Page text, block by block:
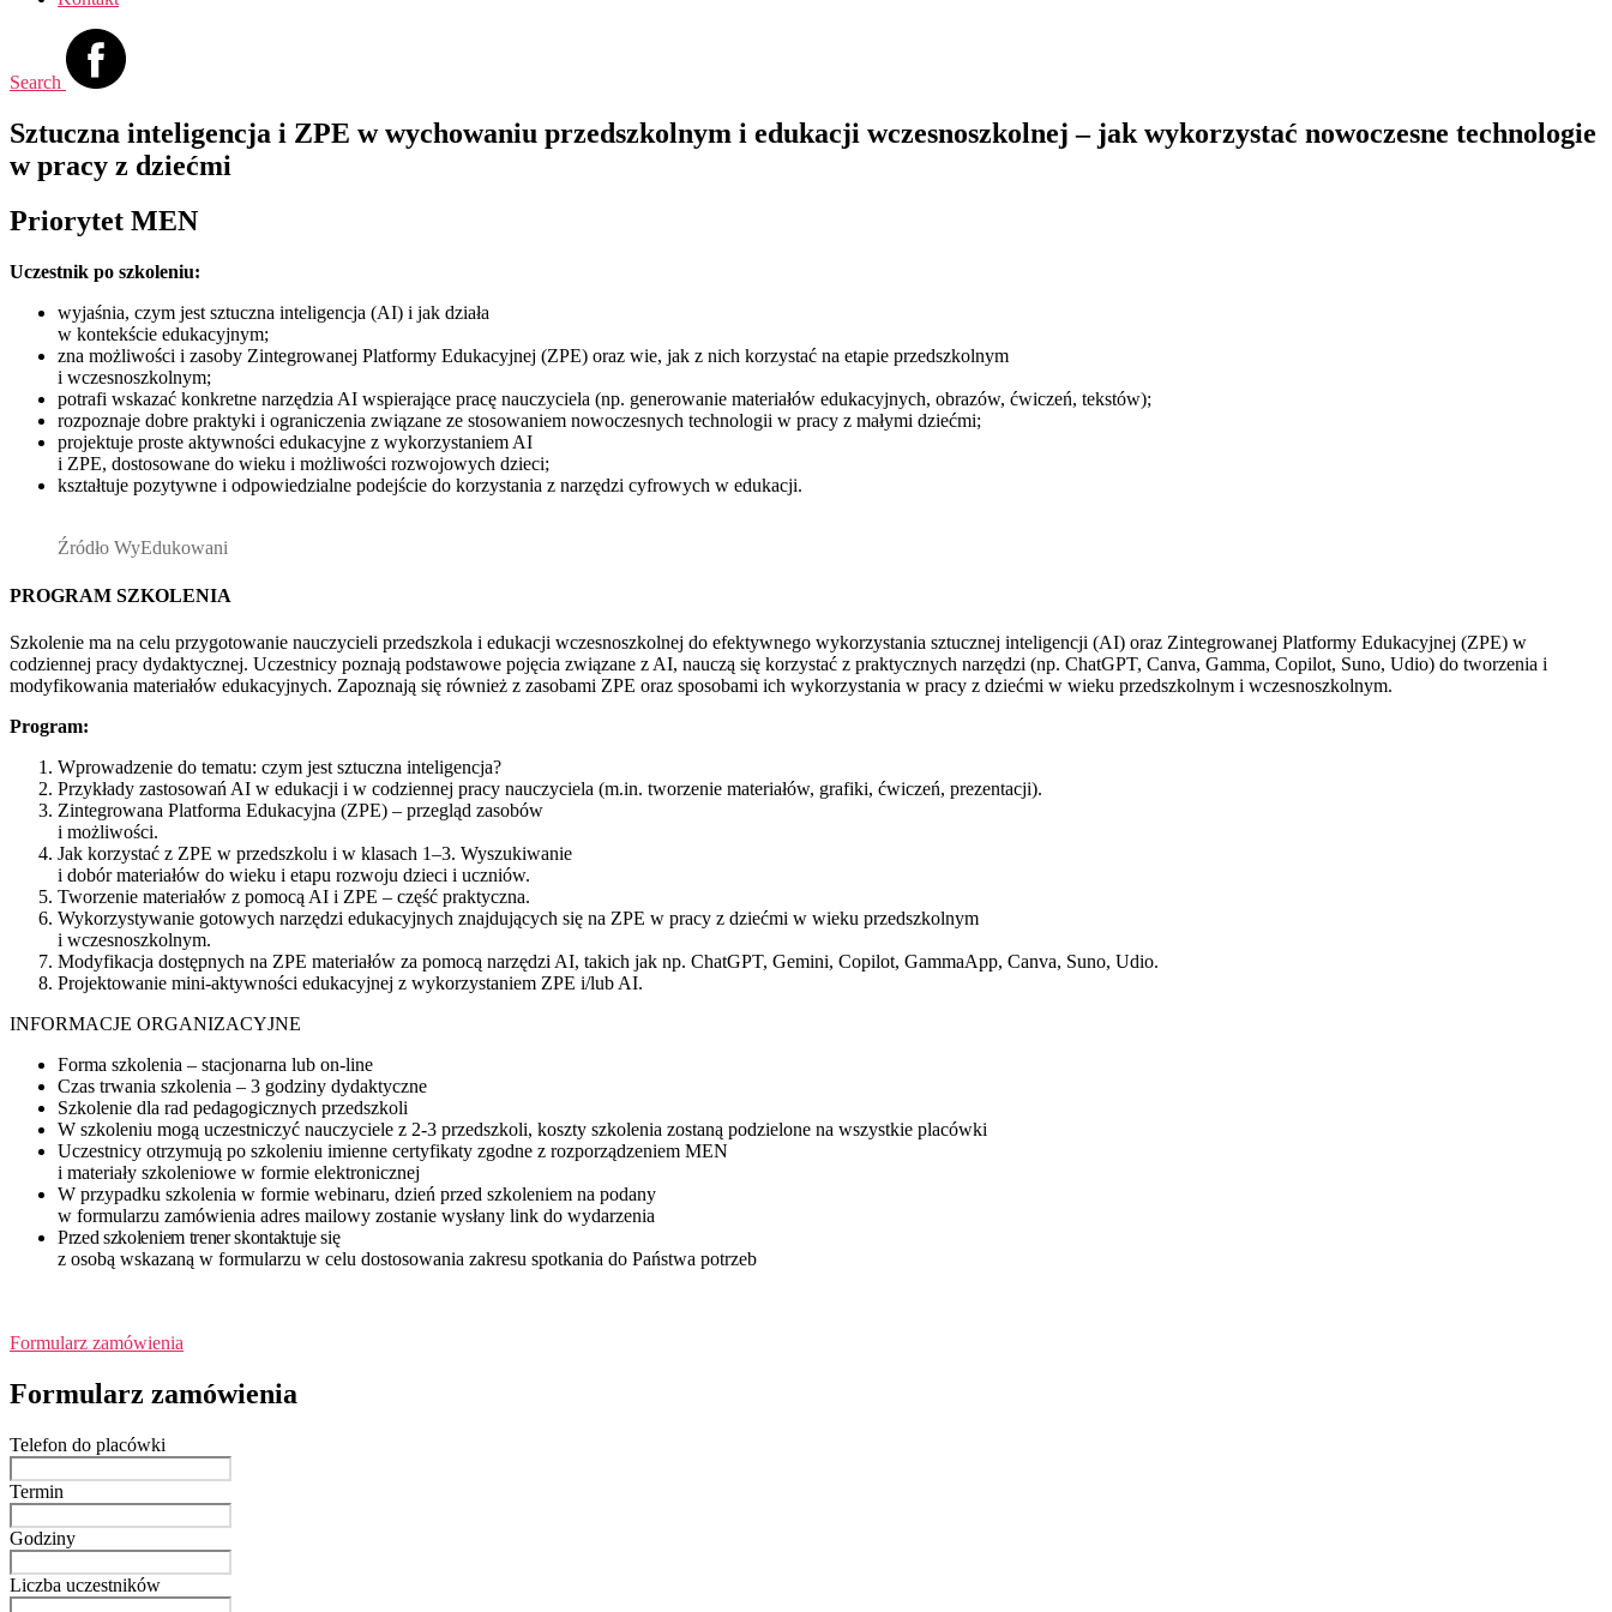
Search
Sztuczna inteligencja i ZPE w wychowaniu przedszkolnym i edukacji wczesnoszkolnej – jak wykorzystać nowoczesne technologie
w pracy z dziećmi
Priorytet MEN
Uczestnik po szkoleniu:
wyjaśnia, czym jest sztuczna inteligencja (AI) i jak działa
w kontekście edukacyjnym;
zna możliwości i zasoby Zintegrowanej Platformy Edukacyjnej (ZPE) oraz wie, jak z nich korzystać na etapie przedszkolnym
i wczesnoszkolnym;
potrafi wskazać konkretne narzędzia AI wspierające pracę nauczyciela (np. generowanie materiałów edukacyjnych, obrazów, ćwiczeń, tekstów);
rozpoznaje dobre praktyki i ograniczenia związane ze stosowaniem nowoczesnych technologii w pracy z małymi dziećmi;
projektuje proste aktywności edukacyjne z wykorzystaniem AI
i ZPE, dostosowane do wieku i możliwości rozwojowych dzieci;
kształtuje pozytywne i odpowiedzialne podejście do korzystania z narzędzi cyfrowych w edukacji.
Źródło WyEdukowani
PROGRAM SZKOLENIA
Szkolenie ma na celu przygotowanie nauczycieli przedszkola i edukacji wczesnoszkolnej do efektywnego wykorzystania sztucznej inteligencji (AI) oraz Zintegrowanej Platformy Edukacyjnej (ZPE) w
codziennej pracy dydaktycznej. Uczestnicy poznają podstawowe pojęcia związane z AI, nauczą się korzystać z praktycznych narzędzi (np. ChatGPT, Canva, Gamma, Copilot, Suno, Udio) do tworzenia i
modyfikowania materiałów edukacyjnych. Zapoznają się również z zasobami ZPE oraz sposobami ich wykorzystania w pracy z dziećmi w wieku przedszkolnym i wczesnoszkolnym.
Program:
Wprowadzenie do tematu: czym jest sztuczna inteligencja?
Przykłady zastosowań AI w edukacji i w codziennej pracy nauczyciela (m.in. tworzenie materiałów, grafiki, ćwiczeń, prezentacji).
Zintegrowana Platforma Edukacyjna (ZPE) – przegląd zasobów
i możliwości.
Jak korzystać z ZPE w przedszkolu i w klasach 1–3. Wyszukiwanie
i dobór materiałów do wieku i etapu rozwoju dzieci i uczniów.
Tworzenie materiałów z pomocą AI i ZPE – część praktyczna.
Wykorzystywanie gotowych narzędzi edukacyjnych znajdujących się na ZPE w pracy z dziećmi w wieku przedszkolnym
i wczesnoszkolnym.
Modyfikacja dostępnych na ZPE materiałów za pomocą narzędzi AI, takich jak np. ChatGPT, Gemini, Copilot, GammaApp, Canva, Suno, Udio.
Projektowanie mini-aktywności edukacyjnej z wykorzystaniem ZPE i/lub AI.
INFORMACJE ORGANIZACYJNE
Forma szkolenia – stacjonarna lub on-line
Czas trwania szkolenia – 3 godziny dydaktyczne
Szkolenie dla rad pedagogicznych przedszkoli
W szkoleniu mogą uczestniczyć nauczyciele z 2-3 przedszkoli, koszty szkolenia zostaną podzielone na wszystkie placówki
Uczestnicy otrzymują po szkoleniu imienne certyfikaty zgodne z rozporządzeniem MEN
i materiały szkoleniowe w formie elektronicznej
W przypadku szkolenia w formie webinaru, dzień przed szkoleniem na podany
w formularzu zamówienia adres mailowy zostanie wysłany link do wydarzenia
Przed szkoleniem trener skontaktuje się
z osobą wskazaną w formularzu w celu dostosowania zakresu spotkania do Państwa potrzeb
Formularz zamówienia
Formularz zamówienia
Telefon do placówki
Termin
Godziny
Liczba uczestników